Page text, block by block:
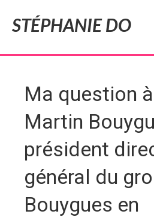
STÉPHANIE DO
Ma question
Martin
président
général du
Bouygues en